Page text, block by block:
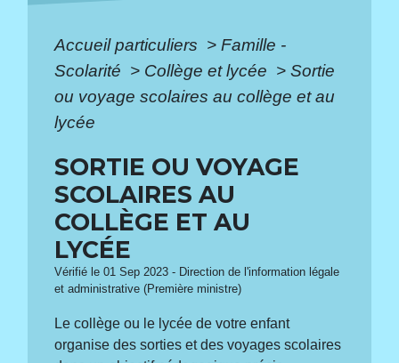
Accueil particuliers > Famille -
Scolarité > Collège et lycée > Sortie
ou voyage scolaires au collège et au
lycée
SORTIE OU VOYAGE
SCOLAIRES AU
COLLÈGE ET AU
LYCÉE
Vérifié le 01 Sep 2023 - Direction de l'information légale
et administrative (Première ministre)
Le collège ou le lycée de votre enfant
organise des sorties et des voyages scolaires